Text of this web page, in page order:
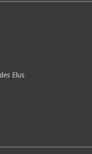
Elus